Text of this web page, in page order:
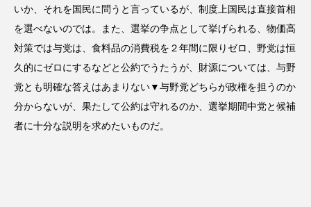
いか、それを国民に問うと言っているが、制度上国民は直接首相
を選べないのでは。また、選挙の争点として挙げられる、物価高
対策では与党は、食料品の消費税を２年間に限りゼロ、野党は恒
久的にゼロにするなどと公約でうたうが、財源については、与野
党とも明確な答えはあまりない▼与野党どちらが政権を担うのか
分からないが、果たして公約は守れるのか、選挙期間中党と候補
者に十分な説明を求めたいものだ。